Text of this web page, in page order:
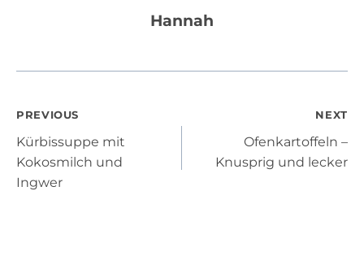
Hannah
Post
navigation
PREVIOUS
Kürbissuppe mit
Kokosmilch und
Ingwer
NEXT
Ofenkartoffeln –
Knusprig und lecker